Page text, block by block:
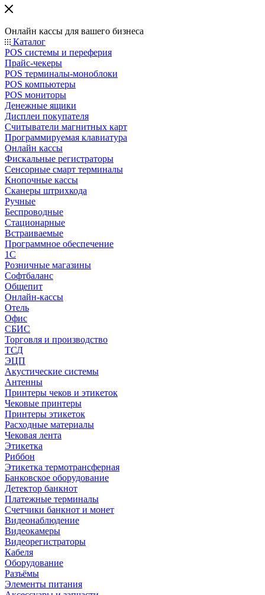
Онлайн кассы для вашего бизнеса
Каталог
POS системы и переферия
Прайс-чекеры
POS терминалы-моноблоки
POS компьютеры
POS мониторы
Денежные ящики
Дисплеи покупателя
Считыватели магнитных карт
Программируемая клавиатура
Онлайн кассы
Фискальные регистраторы
Сенсорные смарт терминалы
Кнопочные кассы
Сканеры штрихкода
Ручные
Беспроводные
Стационарные
Встраиваемые
Программное обеспечение
1С
Розничные магазины
Софтбаланс
Общепит
Онлайн-кассы
Отель
Офис
СБИС
Торговля и производство
ТСД
ЭЦП
Акустические системы
Антенны
Принтеры чеков и этикеток
Чековые принтеры
Принтеры этикеток
Расходные материалы
Чековая лента
Этикетка
Риббон
Этикетка термотрансферная
Банковское оборудование
Детектор банкнот
Платежные терминалы
Счетчики банкнот и монет
Видеонаблюдение
Видеокамеры
Видеорегистраторы
Кабеля
Оборудование
Разъёмы
Элементы питания